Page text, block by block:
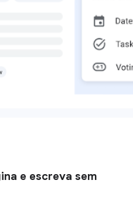
e escreva sem